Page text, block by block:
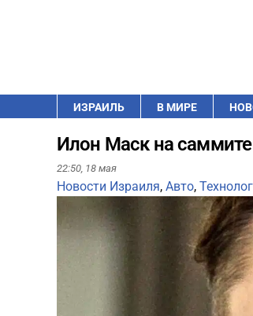
ИЗРАИЛЬ В МИРЕ
Илон Маск на
22:50, 18 мая
Новости Израиля, Авто,